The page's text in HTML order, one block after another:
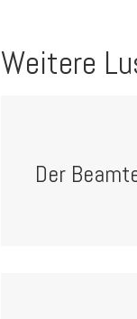
Weitere
Der